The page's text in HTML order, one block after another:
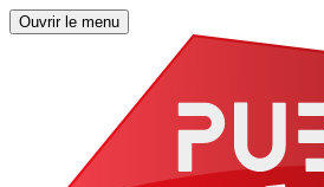
Ouvrir le menu